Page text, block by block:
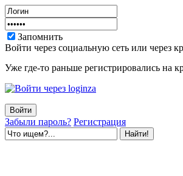
Запомнить
Войти через социальную сеть или через
Уже где-то раньше регистрировались на
Забыли пароль? Регистрация